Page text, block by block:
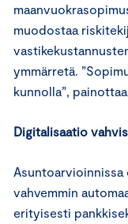
muodostaa
ymmärretä.
kunnolla”,
Digitalisaatio
Asuntoarvioinnissa
vahvemmin
erityisesti